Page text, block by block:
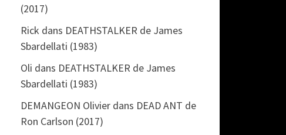
(2017)
Rick dans DEATHSTALKER de James
Sbardellati (1983)
Oli dans DEATHSTALKER de James
Sbardellati (1983)
DEMANGEON Olivier dans DEAD ANT de
Ron Carlson (2017)